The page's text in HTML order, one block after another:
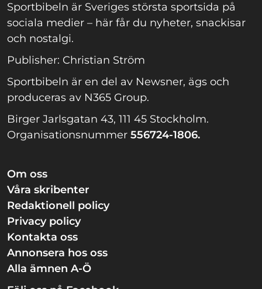
Sportbibeln är Sveriges största sportsida på
sociala medier – här får du nyheter, snackisar
och nostalgi.
Publisher: Christian Ström
Sportbibeln är en del av Newsner, ägs och
produceras av N365 Group.
Birger Jarlsgatan 43, 111 45 Stockholm.
Organisationsnummer 556724-1806.
Om oss
Våra skribenter
Redaktionell policy
Privacy policy
Kontakta oss
Annonsera hos oss
Alla ämnen A-Ö